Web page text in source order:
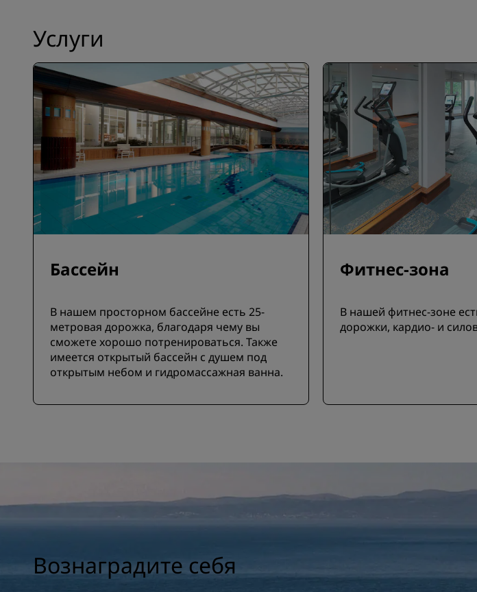
Услуги
Бассейн
В нашем просторном бассейне есть 25-
метровая дорожка, благодаря чему вы
сможете хорошо потренироваться. Также
имеется открытый бассейн с душем под
открытым небом и гидромассажная ванна.
Фитнес-зона
В нашей фитнес-зоне
дорожки, кардио- и
Вознаградите себя